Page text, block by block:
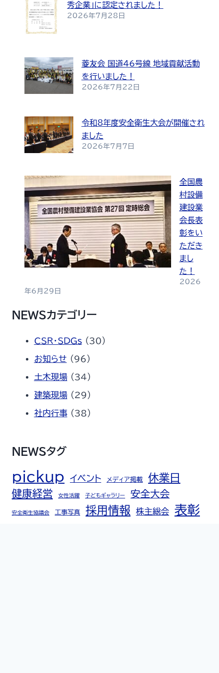
秀企業」に認定されました！
2026年7月28日
菱友会 国道46号線 地域貢献活動
を行いました！
2026年7月22日
令和8年度安全衛生大会が開催され
ました
2026年7月7日
全国農
村設備
建設業
会長表
彰をい
ただき
まし
た！
2026
年6月29日
NEWSカテゴリー
CSR・SDGs (30)
お知らせ (96)
土木現場(34)
建築現場(29)
社内行事(38)
NEWSタグ
pickup イベント メディア掲載
休業日
健康経営
女性活躍 子どもギャラリー 安全大会
安全衛生協議会 工事写真 採用情報 株主総会 表彰